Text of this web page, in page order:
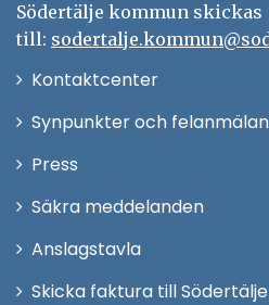
Södertälje kommun skickas
till:
KontaktcenterÖppna
Synpunkter och felanmälan
Press
fönster
Säkra meddelanden
Anslagstavla
Skicka faktura till